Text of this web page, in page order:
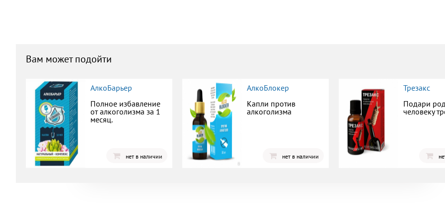
Вам может подойти
АлкоБарьер
Полное избавление
от алкоголизма за 1
месяц.
нет в наличии
АлкоБлокер
Капли против
алкоголизма
нет в наличии
Трезакс
Подари
человеку